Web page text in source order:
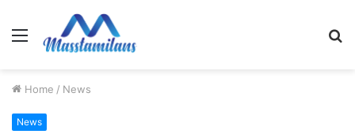
Menu
Home / News
News